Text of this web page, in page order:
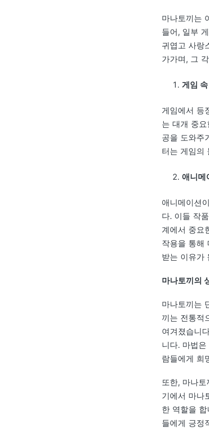
마나토끼는
들어, 일부
귀엽고 사랑
가가며, 그
게임
게임에서 등
는 대개 중
공을 도와주
터는 게임의
애니메
애니메이션
다. 이들 작
계에서 중요
작용을 통해
받는 이유가
마나토끼의
마나토끼는
끼는 전통적
여겨졌습니
니다. 마법
람들에게 희
또한, 마나토
기에서 마나
한 역할을
들에게 긍정